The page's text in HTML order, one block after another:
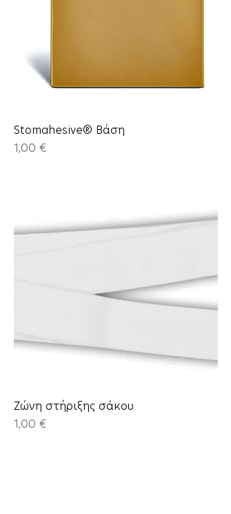
Stomahesive® Βάση
Price
1,00 €
Ζώνη στήριξης σάκου
Price
1,00 €